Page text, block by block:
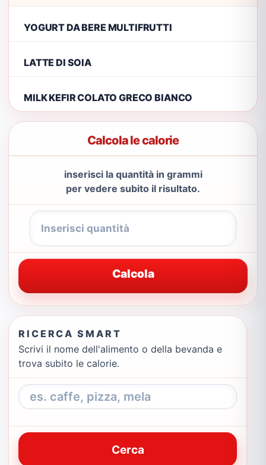
YOGURT DA BERE MULTIFRUTTI
LATTE DI SOIA
MILK KEFIR COLATO GRECO BIANCO
Calcola le calorie
inserisci la quantità in grammi
per vedere subito il risultato.
Calcola
RICERCA SMART
Scrivi il nome dell'alimento o della bevanda e
trova subito le calorie.
Cerca